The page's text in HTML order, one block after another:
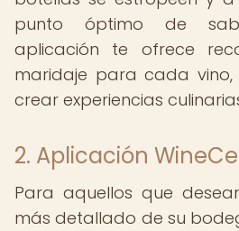
punto óptimo de
aplicación te ofrece
maridaje para cada
crear experiencias
2. Aplicación
Para aquellos que
más detallado de su